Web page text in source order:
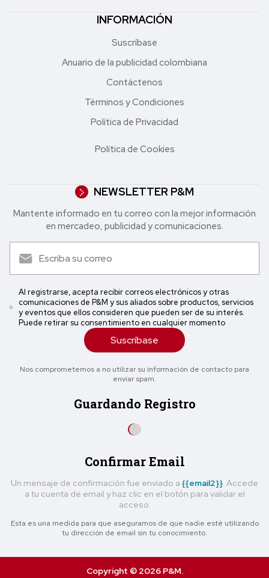
INFORMACIÓN
Suscríbase
Anuario de la publicidad colombiana
Contáctenos
Términos y Condiciones
Política de Privacidad
Política de Cookies
NEWSLETTER P&M
Mantente informado en tu correo con la mejor in formación
en mercadeo, publicidad y comunicaciones.
Al registrarse, acepta recibir correos electrónicos y otras
comunicaciones de P&M y sus aliados sobre productos, servicios
y eventos que ellos consideren que pueden ser de su interés.
Puede retirar su consentimiento en cualquier momento
Suscríbase
Nos comprometemos a no utilizar su información de contacto para
enviar spam.
Guardando Registro
Confirmar Email
Un mensaje de confirmación fue enviado a {{email2}}. Accede
a tu cuenta de email y haz clic en el botón para validar el
acceso.
Esta es una medida para que asegurarnos de que nadie esté utilizando
tu dirección de email sin tu conocimiento.
Copyright © 2026 P&M.